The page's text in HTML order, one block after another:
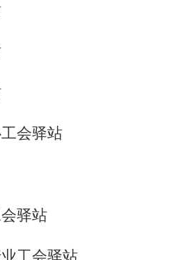
会驿站
驿站
工会驿站